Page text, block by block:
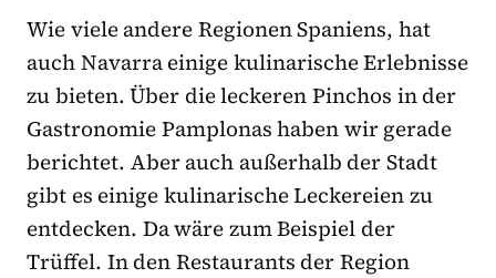
Wie viele andere Regionen Spaniens, hat
auch Navarra einige kulinarische Erlebnisse
zu bieten. Über die leckeren Pinchos in der
Gastronomie Pamplonas haben wir gerade
berichtet. Aber auch außerhalb der Stadt
gibt es einige kulinarische Leckereien zu
entdecken. Da wäre zum Beispiel der
Trüffel. In den Restaurants der Region